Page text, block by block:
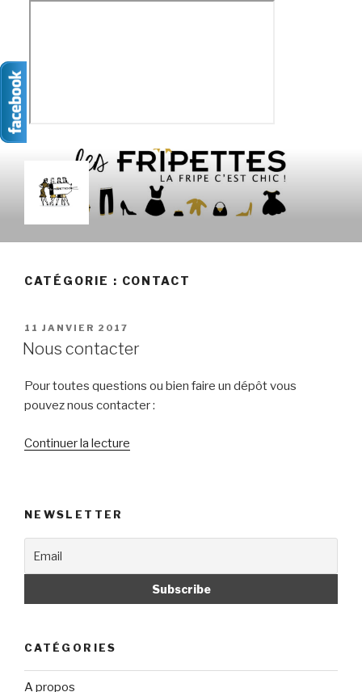
contenu
LES FRIPETTES
CATÉGORIE : CONTACT
PUBLIÉ
LE
11 JANVIER 2017
Nous contacter
Pour toutes questions ou bien faire un dépôt vous
pouvez nous contacter :
Continuer la lecture
NEWSLETTER
CATÉGORIES
A propos